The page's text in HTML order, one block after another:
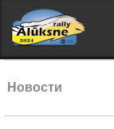
Новости